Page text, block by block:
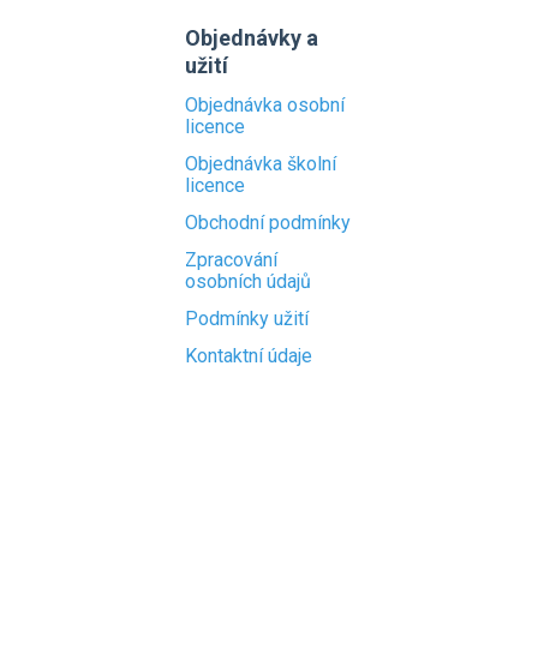
Objednávky a
užití
Objednávka osobní
licence
Objednávka školní
licence
Obchodní podmínky
Zpracování
osobních údajů
Podmínky užití
Kontaktní údaje